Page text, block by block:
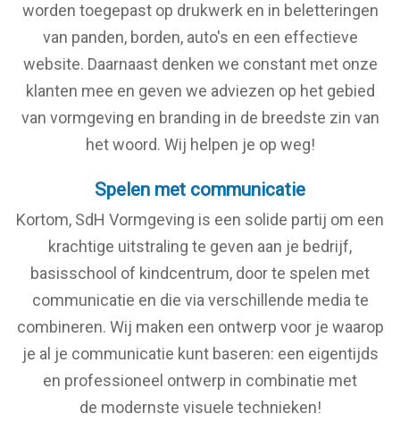
worden toegepast op drukwerk en in beletteringen
van panden, borden, auto's en een effectieve
website. Daarnaast denken we constant met onze
klanten mee en geven we adviezen op het gebied
van vormgeving en branding in de breedste zin van
het woord. Wij helpen je op weg!
Spelen met communicatie
Kortom, SdH Vormgeving is een solide partij om een
krachtige uitstraling te geven aan je bedrijf,
basisschool of kindcentrum, door te spelen met
communicatie en die via verschillende media te
combineren. Wij maken een ontwerp voor je waarop
je al je communicatie kunt baseren: een eigentijds
en professioneel ontwerp in combinatie met
de modernste visuele technieken!